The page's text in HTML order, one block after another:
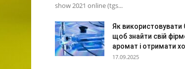
show 2021 online (tgs...
Як використовувати
щоб знайти свій
аромат і отримати
17.09.2025